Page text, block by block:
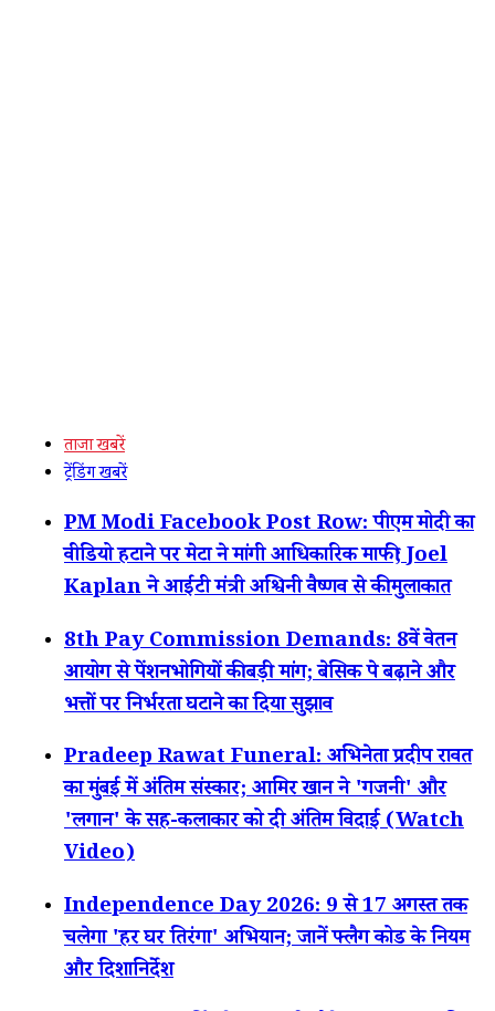
ताजा खबरें
ट्रेंडिंग खबरें
PM Modi Facebook Post Row: पीएम मोदी का
वीडियो हटाने पर मेटा ने मांगी आधिकारिक माफी; Joel
Kaplan ने आईटी मंत्री अश्विनी वैष्णव से की मुलाकात
8th Pay Commission Demands: 8वें वेतन
आयोग से पेंशनभोगियों की बड़ी मांग; बेसिक पे बढ़ाने और
भत्तों पर निर्भरता घटाने का दिया सुझाव
Pradeep Rawat Funeral: अभिनेता प्रदीप रावत
का मुंबई में अंतिम संस्कार; आमिर खान ने 'गजनी' और
'लगान' के सह-कलाकार को दी अंतिम विदाई (Watch
Video)
Independence Day 2026: 9 से 17 अगस्त तक
चलेगा 'हर घर तिरंगा' अभियान; जानें फ्लैग कोड के नियम
और दिशानिर्देश